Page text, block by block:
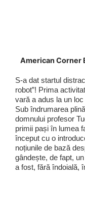
American Corner
S-a dat startul
robot”! Prima
vară a adus la un
Sub îndrumarea
domnului profesor
primii pași în lumea
început cu o
noțiunile de bază
gândește, de fapt,
a fost, fără îndoială,